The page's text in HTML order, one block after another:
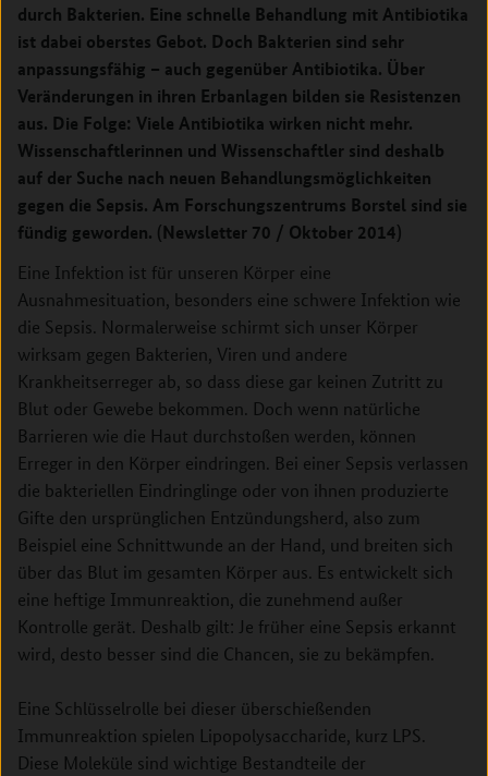
durch Bakterien. Eine schnelle Behandlung mit Antibiotika
ist dabei oberstes Gebot. Doch Bakterien sind sehr
anpassungsfähig – auch gegenüber Antibiotika. Über
Veränderungen in ihren Erbanlagen bilden sie Resistenzen
aus. Die Folge: Viele Antibiotika wirken nicht mehr.
Wissenschaftlerinnen und Wissenschaftler sind deshalb
auf der Suche nach neuen Behandlungsmöglichkeiten
gegen die Sepsis. Am Forschungszentrums Borstel sind sie
fündig geworden. (Newsletter 70 / Oktober 2014)
Eine Infektion ist für unseren Körper eine
Ausnahmesituation, besonders eine schwere Infektion wie
die Sepsis. Normalerweise schirmt sich unser Körper
wirksam gegen Bakterien, Viren und andere
Krankheitserreger ab, so dass diese gar keinen Zutritt zu
Blut oder Gewebe bekommen. Doch wenn natürliche
Barrieren wie die Haut durchstoßen werden, können
Erreger in den Körper eindringen. Bei einer Sepsis verlassen
die bakteriellen Eindringlinge oder von ihnen produzierte
Gifte den ursprünglichen Entzündungsherd, also zum
Beispiel eine Schnittwunde an der Hand, und breiten sich
über das Blut im gesamten Körper aus. Es entwickelt sich
eine heftige Immunreaktion, die zunehmend außer
Kontrolle gerät. Deshalb gilt: Je früher eine Sepsis erkannt
wird, desto besser sind die Chancen, sie zu bekämpfen.
Eine Schlüsselrolle bei dieser überschießenden
Immunreaktion spielen Lipopolysaccharide, kurz LPS.
Diese Moleküle sind wichtige Bestandteile der